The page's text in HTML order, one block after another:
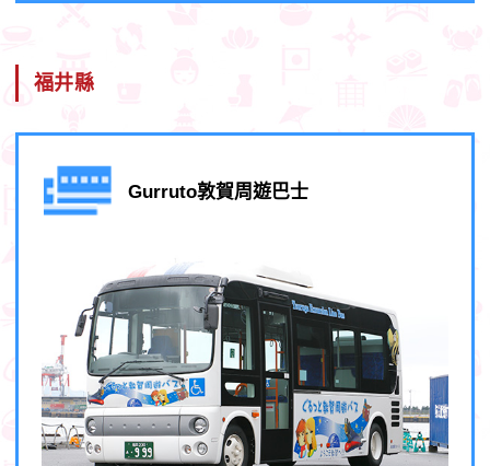
福井縣
Gurruto敦賀周遊巴士